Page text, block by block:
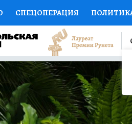
СПЕЦОПЕРАЦИЯ
НАУКА СПОРТ
ДОКТОР ФИНАНСЫ
ПРОГНОЗЫ НА СПОРТ
НЕДВИЖИМОСТЬ